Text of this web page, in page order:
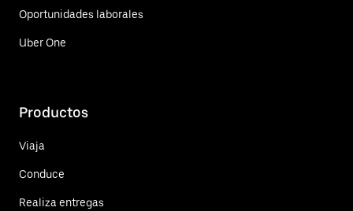
Oportunidades laborales
Uber One
Productos
Viaja
Conduce
Realiza entregas